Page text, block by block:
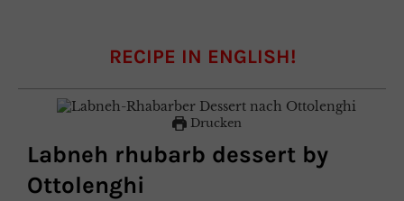
RECIPE IN ENGLISH!
Drucken
Labneh rhubarb dessert by
Ottolenghi